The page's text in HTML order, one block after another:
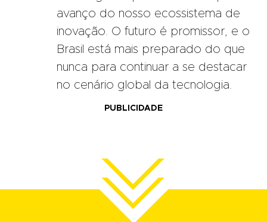
avanço do nosso ecossistema de
inovação. O futuro é promissor, e o
Brasil está mais preparado do que
nunca para continuar a se destacar
no cenário global da tecnologia.
PUBLICIDADE